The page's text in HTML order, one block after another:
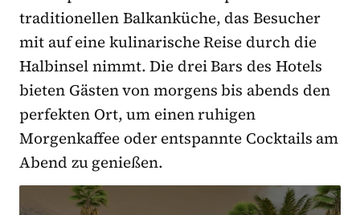
traditionellen Balkanküche, das Besucher
mit auf eine kulinarische Reise durch die
Halbinsel nimmt. Die drei Bars des Hotels
bieten Gästen von morgens bis abends den
perfekten Ort, um einen ruhigen
Morgenkaffee oder entspannte Cocktails am
Abend zu genießen.